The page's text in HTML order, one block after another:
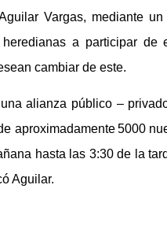
Vargas, mediante
a participar de
cambiar de este.
alianza público –
aproximadamente 5000
hasta las 3:30 de la
Aguilar.